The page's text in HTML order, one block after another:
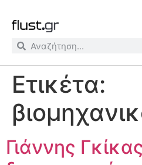
Ετικέτα:
Γιάννης